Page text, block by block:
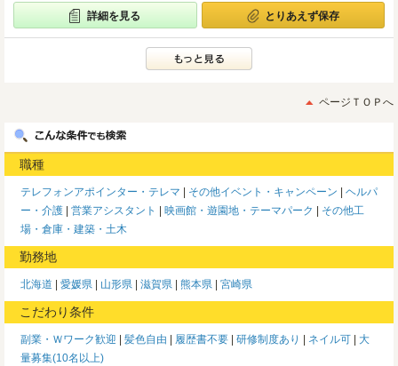
詳細を見る とりあえず保存
ページＴＯＰへ
職種
テレフォンアポインター・テレマ その他イベント・キャンペーン
ヘルパ
ー・介護
営業アシスタント 映画館・遊園地・テーマパーク
その他工
場・倉庫・建築・土木
勤務地
北海道 愛媛県 山形県 滋賀県 熊本県 宮崎県
こだわり条件
副業・Ｗワーク歓迎 髪色自由 履歴書不要 研修制度あり ネイル可
大
量募集(10名以上)